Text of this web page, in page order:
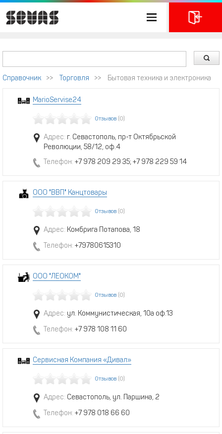
Справочник >> Торговля >> Бытовая техника и электроника
MarioServise24
Отзывов (0)
Адрес: г. Севастополь, пр-т Октябрьской
Революции, 58/12, оф.4
Телефон: +7 978 209 29 35; +7 978 229 59 14
ООО "ВВП" Канцтовары
Отзывов (0)
Адрес: Комбрига Потапова, 18
Телефон: +79780615310
ООО "ЛЕОКОМ"
Отзывов (0)
Адрес: ул. Коммунистическая, 10а оф.13
Телефон: +7 978 108 11 60
Сервисная Компания «Дивал»
Отзывов (0)
Адрес: Севастополь, ул. Паршина, 2
Телефон: +7 978 018 66 60